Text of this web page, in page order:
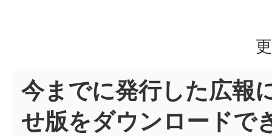
今までに発行した広報
せ版をダウンロードで